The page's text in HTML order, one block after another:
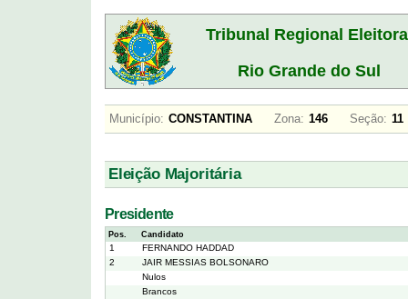
Tribunal Regional
Rio Grande do Sul
Município: CONSTANTINA Zona: 146 Seção:
Eleição Majoritária
Presidente
Pos. Candidato
1
FERNANDO HADDAD
2
JAIR MESSIAS BOLSONARO
Nulos
Brancos